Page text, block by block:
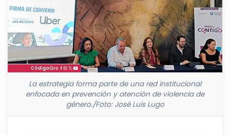
La estrategia forma parte de una red institucional
enfocada en prevención y atención de violencia de
género./Foto: José Luis Lugo